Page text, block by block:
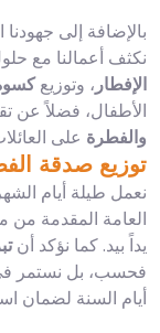
بالإضافة إلى
نكثف أعمالنا مع
الإفطار، وتوزيع
الأطفال، فضلاً عن
والفطرة على
توزيع صدقة
نعمل طيلة أيام
العامة المقدمة من
يداً بيد. كما نؤكد أن
فحسب، بل نستمر
أيام السنة لضمان